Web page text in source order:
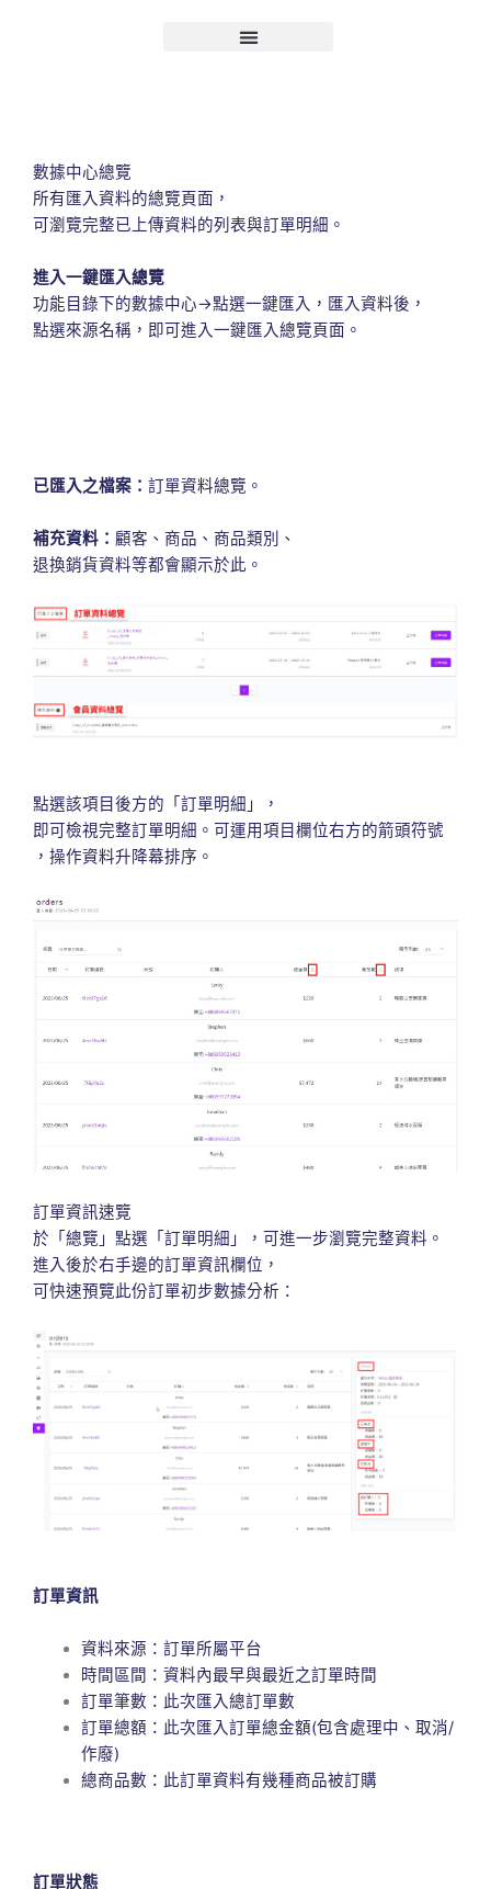
數據中心總覽
所有匯入資料的總覽頁面，
可瀏覽完整已上傳資料的列表與訂單明細。
進入一鍵匯入總覽
功能目錄下的數據中心→點選一鍵匯入，匯入資料後，
點選來源名稱，即可進入一鍵匯入總覽頁面。
已匯入之檔案： 訂單資料總覽。
補充資料： 顧客、商品、商品類別、
退換銷貨資料等都會顯示於此。
點選該項目後方的「訂單明細」，
即可檢視完整訂單明細。可運用項目欄位右方的箭頭符號
，操作資料升降幕排序。
訂單資訊速覽
於「總覽」點選「訂單明細」，可進一步瀏覽完整資料。
進入後於右手邊的訂單資訊欄位，
可快速預覽此份訂單初步數據分析：
訂單資訊
資料來源：訂單所屬平台
時間區間：資料內最早與最近之訂單時間
訂單筆數：此次匯入總訂單數
訂單總額：此次匯入訂單總金額(包含處理中、取消/
作廢)
總商品數：此訂單資料有幾種商品被訂購
訂單狀態